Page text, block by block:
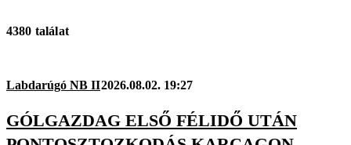
4380 találat
Labdarúgó NB II2026.08.02. 19:27
GÓLGAZDAG ELSŐ FÉLIDŐ UTÁN